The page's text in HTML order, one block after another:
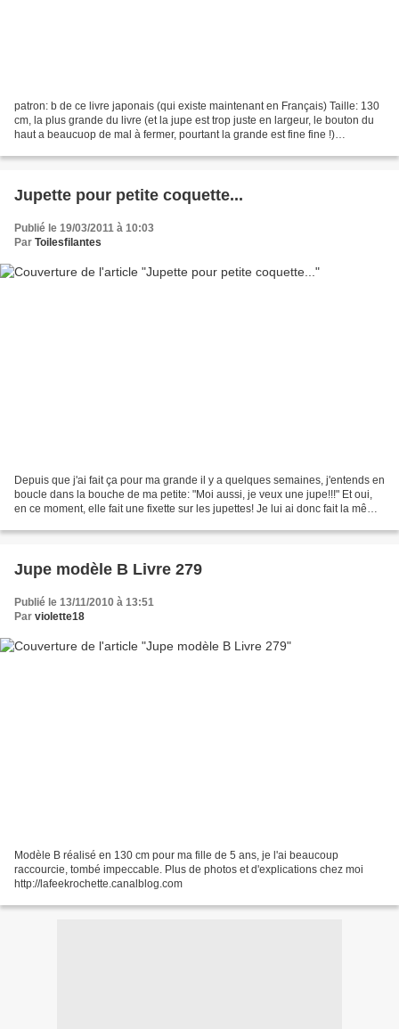
patron: b de ce livre japonais (qui existe maintenant en Français) Taille: 130
cm, la plus grande du livre (et la jupe est trop juste en largeur, le bouton du
haut a beaucuop de mal à fermer, pourtant la grande est fine fine !)
Jupette pour petite coquette...
Publié le 19/03/2011 à 10:03
Par Toilesfilantes
Depuis que j'ai fait ça pour ma grande il y a quelques semaines, j'entends en
boucle dans la bouche de ma petite: "Moi aussi, je veux une jupe!!!" Et oui,
en ce moment, elle fait une fixette sur les jupettes! Je lui ai donc fait la même
Jupe modèle B Livre 279
Publié le 13/11/2010 à 13:51
Par violette18
Modèle B réalisé en 130 cm pour ma fille de 5 ans, je l'ai beaucoup
raccourcie, tombé impeccable. Plus de photos et d'explications chez moi
http://lafeekrochette.canalblog.com